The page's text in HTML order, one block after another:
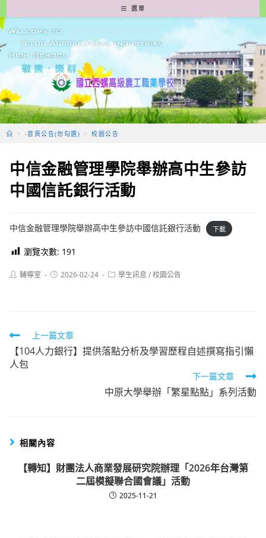
轉
至
要
容
選單
> -首頁公告(勿勾選) > 校園公告
中信金融管理學院舉辦高中生參訪
中國信託銀行活動
中信金融管理學院舉辦高中生參訪中國信託銀行活動 下載
瀏覽次數: 191
Post輔導室
Post2026-02-24
Post學生訊息 /校園公告
Read
more
articles
上一篇文章
【104人力銀行】提供落點分析及學習歷程自述撰寫指引懶
人包
下一篇文章
中原大學舉辦「繁星點點」系列活動
相關內容
【轉知】財團法人商業發展研究院辦理「2026年台灣第
二屆模擬聯合國會議」活動
2025-11-21